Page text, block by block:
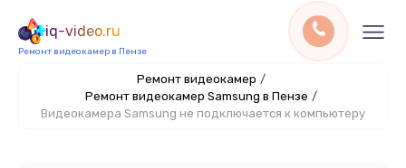
iq-video.ru
Ремонт видеокамер в Пензе
Ремонт видеокамер /
Ремонт видеокамер Samsung в Пензе /
Видеокамера Samsung не подключается к компьютеру